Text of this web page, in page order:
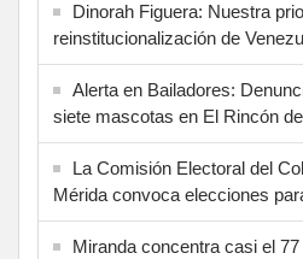
Dinorah Figuera: Nuestra
reinstitucionalización de
Alerta en Bailadores:
siete mascotas en El Rincón
La Comisión Electoral del
Mérida convoca elecciones
Miranda concentra casi el